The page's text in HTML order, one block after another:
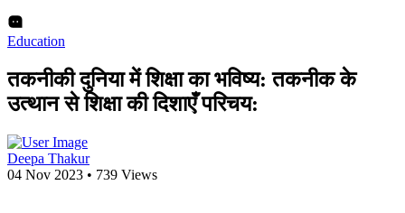
Education
तकनीकी दुनिया में शिक्षा का भविष्य: तकनीक के
उत्थान से शिक्षा की दिशाएँ परिचय:
Deepa Thakur
04 Nov 2023 • 739 Views